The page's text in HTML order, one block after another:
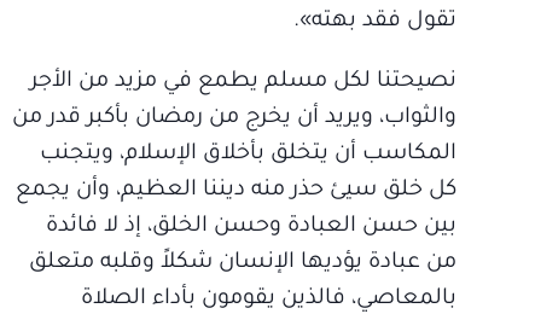
تقول فقد بهته».
نصيحتنا لكل مسلم يطمع في مزيد من الأجر
والثواب، ويريد أن يخرج من رمضان بأكبر قدر من
المكاسب أن يتخلق بأخلاق الإسلام، ويتجنب
كل خلق سيئ حذر منه ديننا العظيم، وأن يجمع
بين حسن العبادة وحسن الخلق، إذ لا فائدة
من عبادة يؤديها الإنسان شكلاً وقلبه متعلق
بالمعاصي، فالذين يقومون بأداء الصلاة